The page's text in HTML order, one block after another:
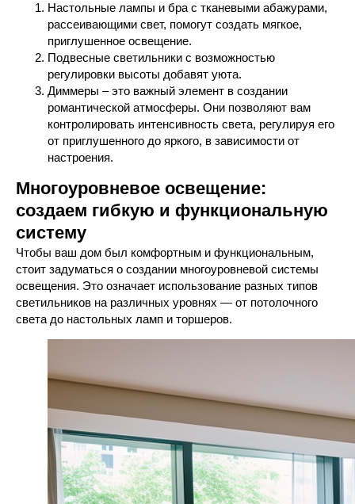
Настольные лампы и бра с тканевыми абажурами,
рассеивающими свет, помогут создать мягкое,
приглушенное освещение.
Подвесные светильники с возможностью
регулировки высоты добавят уюта.
Диммеры – это важный элемент в создании
романтической атмосферы. Они позволяют вам
контролировать интенсивность света, регулируя его
от приглушенного до яркого, в зависимости от
настроения.
Многоуровневое освещение:
создаем гибкую и функциональную
систему
Чтобы ваш дом был комфортным и функциональным,
стоит задуматься о создании многоуровневой системы
освещения. Это означает использование разных типов
светильников на различных уровнях — от потолочного
света до настольных ламп и торшеров.